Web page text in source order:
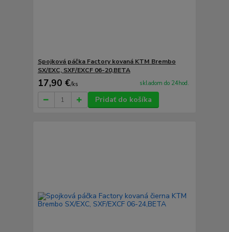
Spojková páčka Factory kovaná KTM Brembo
SX/EXC, SXF/EXCF 06-20,BETA
17,90 €/ks skladom do 24hod.
Pridať do košíka